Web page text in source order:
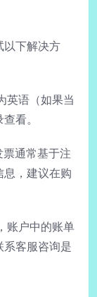
以下解决方
语（如果当
看。
通常基于注
，建议在购
账户中的账单
客服咨询是